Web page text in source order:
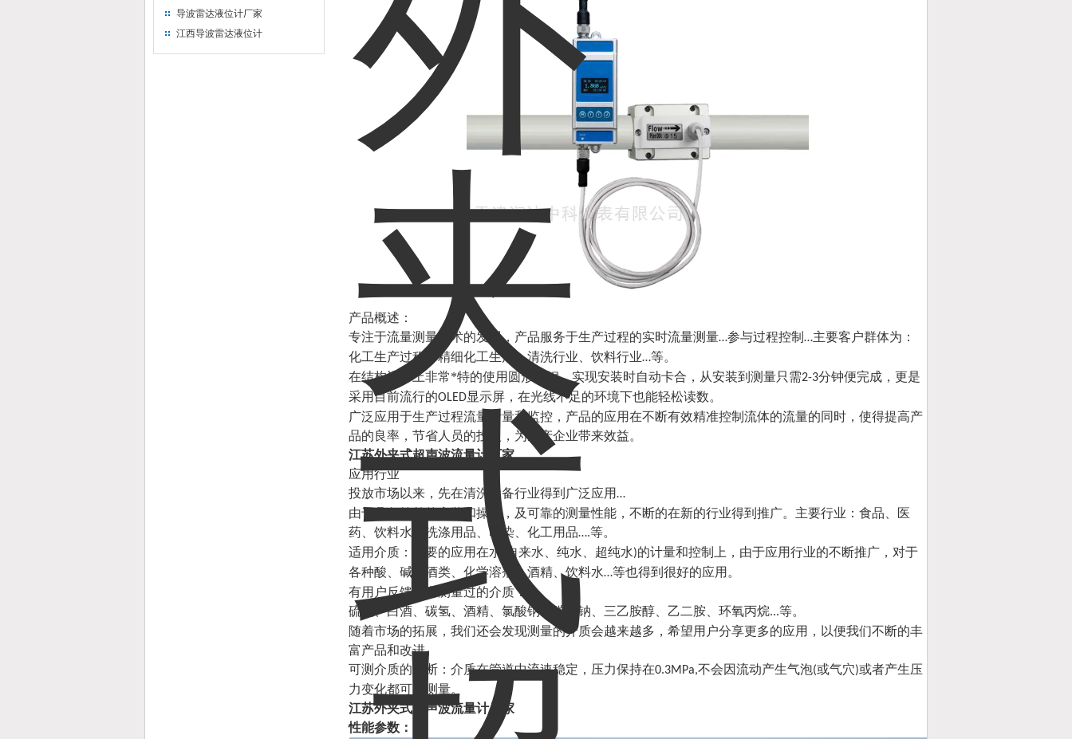
导波雷达液位计厂家
江西导波雷达液位计
产品概述：
专注于流量测量技术的发展，产品服务于生产过程的实时流量测量…参与过程控制 …主要客户群体为：
化工生产过程、精细化工生产、清洗行业、饮料行业…等。
在结构设计上非常*特的使用圆形磁钢，实现安装时自动卡合，从安装到测量只需2-3分钟便完成，更是
采用目前流行的OLED显示屏，在光线不足的环境下也能轻松读数。
广泛应用于生产过程流量计量和监控，产品的应用在不断有效精准控制流体的流量的同时，使得提高产
品的良率，节省人员的投入，为生产企业带来效益。
江苏外夹式超声波流量计厂家
应用行业
投放市场以来，先在清洗设备行业得到广泛应用…
由于具备简单的安装和操作，及可靠的测量性能，不断的在新的行业得到推广。主要行业：食品、医
药、饮料水、洗涤用品、印染、化工用品….等。
适用介质：
主要的应用在水 自来水、纯水、超纯水)的计量和控制上，由于应用行业的不断推广，对于
各种酸、碱、酒类、化学溶剂、酒精、饮料水…等也得到很好的应用。
有用户反馈信息测量过的介质：
硫酸、白酒、碳氢、酒精、氯酸钠、碳酸钠、三乙胺醇、乙二胺、环氧丙烷...等。
随着市场的拓展，我们还会发现测量的介质会越来越多，希望用户分享更多的应用，以便我们不断的丰
富产品和改进。
可测介质的判断：介质在管道中流速稳定，压力保持在0.3MPa,不会因流动产生气泡(或气穴)或者产生压
力变化都可以测量。
江苏外夹式超声波流量计厂家
性能参数：